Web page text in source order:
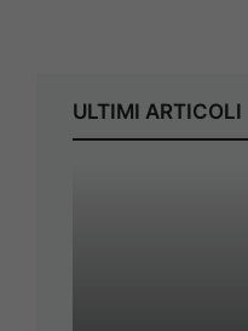
ULTIMI ARTICOLI